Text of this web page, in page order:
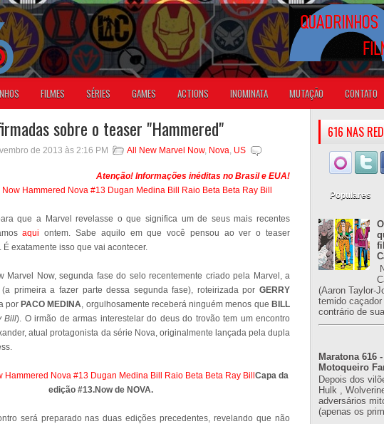
FILMES SÉRIES GAMES ACTIONS INOMINATA MUTAÇÃO CONTATO
sobre o teaser "Hammered"
de 2013 às 2:16 PM All New Marvel Now, Nova, US
Atenção! Informações inéditas no Brasil e EUA!
que a Marvel revelasse o que significa um de seus mais recentes
aqui ontem. Sabe aquilo em que você pensou ao ver o teaser
É exatamente isso que vai acontecer.
Marvel Now, segunda fase do selo recentemente criado pela Marvel, a
primeira a fazer parte dessa segunda fase), roteirizada porGERRY
por PACO MEDINA, orgulhosamente receberá ninguém menos que BILL
Bill). O irmão de armas interestelar do deus do trovão tem um encontro
atual protagonista da série Nova, originalmente lançada pela dupla
Capa da
edição #13.Now de NOVA.
será preparado nas duas edições precedentes, revelando que não
616 NAS
Populares
(Aaron Taylor-
temido
contrário de sua
Maratona 616
Motoqueiro
Depois dos
Hulk ,
adversários
(apenas os